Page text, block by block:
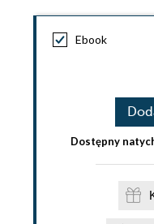
Ebook
Dostępny